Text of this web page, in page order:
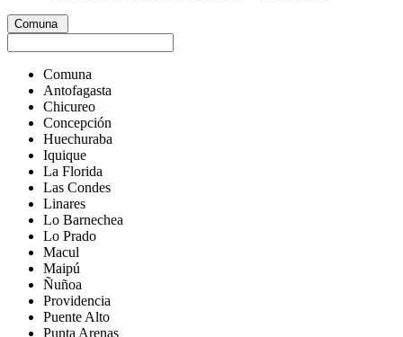
Comuna
Comuna
Antofagasta
Chicureo
Concepción
Huechuraba
Iquique
La Florida
Las Condes
Linares
Lo Barnechea
Lo Prado
Macul
Maipú
Ñuñoa
Providencia
Puente Alto
Punta Arenas